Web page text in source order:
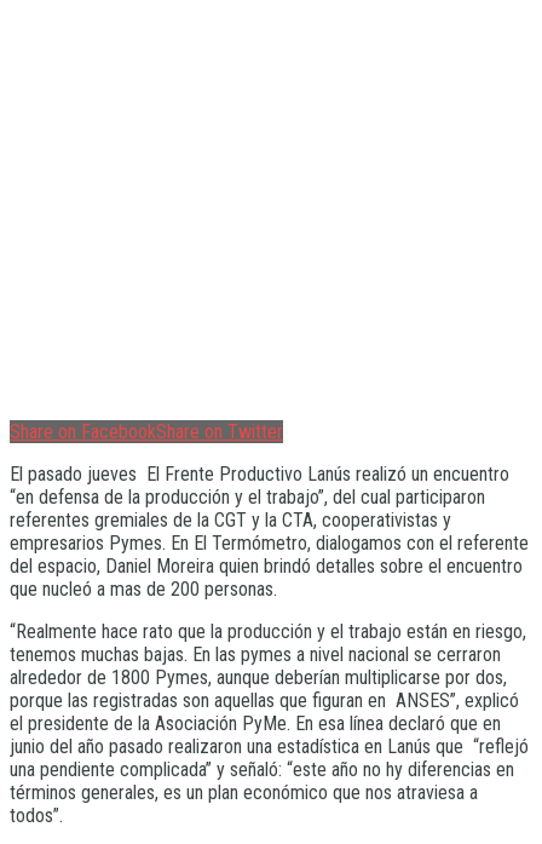
Share on FacebookShare on Twitter
El pasado jueves El Frente Productivo Lanús realizó un encuentro
“en defensa de la producción y el trabajo”, del cual participaron
referentes gremiales de la CGT y la CTA, cooperativistas y
empresarios Pymes. En El Termómetro, dialogamos con el referente
del espacio, Daniel Moreira quien brindó detalles sobre el encuentro
que nucleó a mas de 200 personas.
“Realmente hace rato que la producción y el trabajo están en riesgo,
tenemos muchas bajas. En las pymes a nivel nacional se cerraron
alrededor de 1800 Pymes, aunque deberían multiplicarse por dos,
porque las registradas son aquellas que figuran en ANSES”, explicó
el presidente de la Asociación PyMe. En esa línea declaró que en
junio del año pasado realizaron una estadística en Lanús que “reflejó
una pendiente complicada” y señaló: “este año no hy diferencias en
términos generales, es un plan económico que nos atraviesa a
todos”.